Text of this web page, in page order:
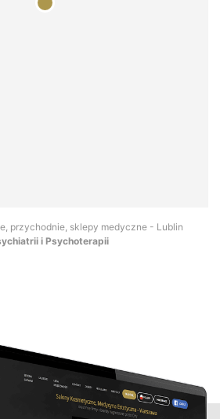
przychodnie, sklepy medyczne - Lublin
i Psychoterapii